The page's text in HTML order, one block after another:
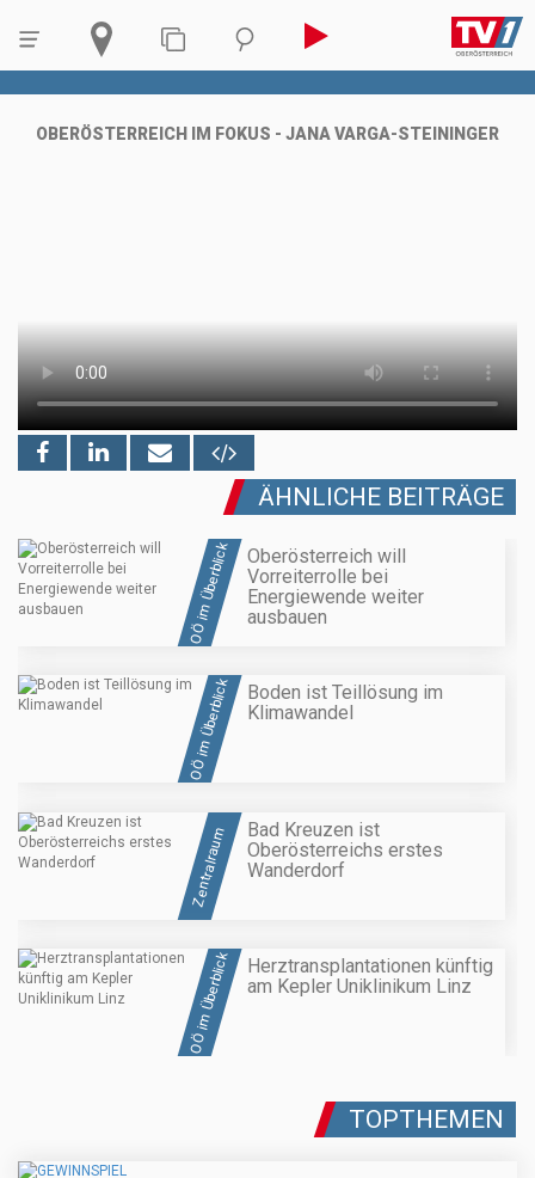
OBERÖSTERREICH IM FOKUS - JANA VARGA-STEININGER
ÄHNLICHE BEITRÄGE
OÖ im Überblick
Oberösterreich will
Vorreiterrolle bei
Energiewende weiter
ausbauen
OÖ im Überblick
Boden ist Teillösung im
Klimawandel
Zentralraum
Bad Kreuzen ist
Oberösterreichs erstes
Wanderdorf
OÖ im Überblick
Herztransplantationen künftig
am Kepler Uniklinikum Linz
TOPTHEMEN